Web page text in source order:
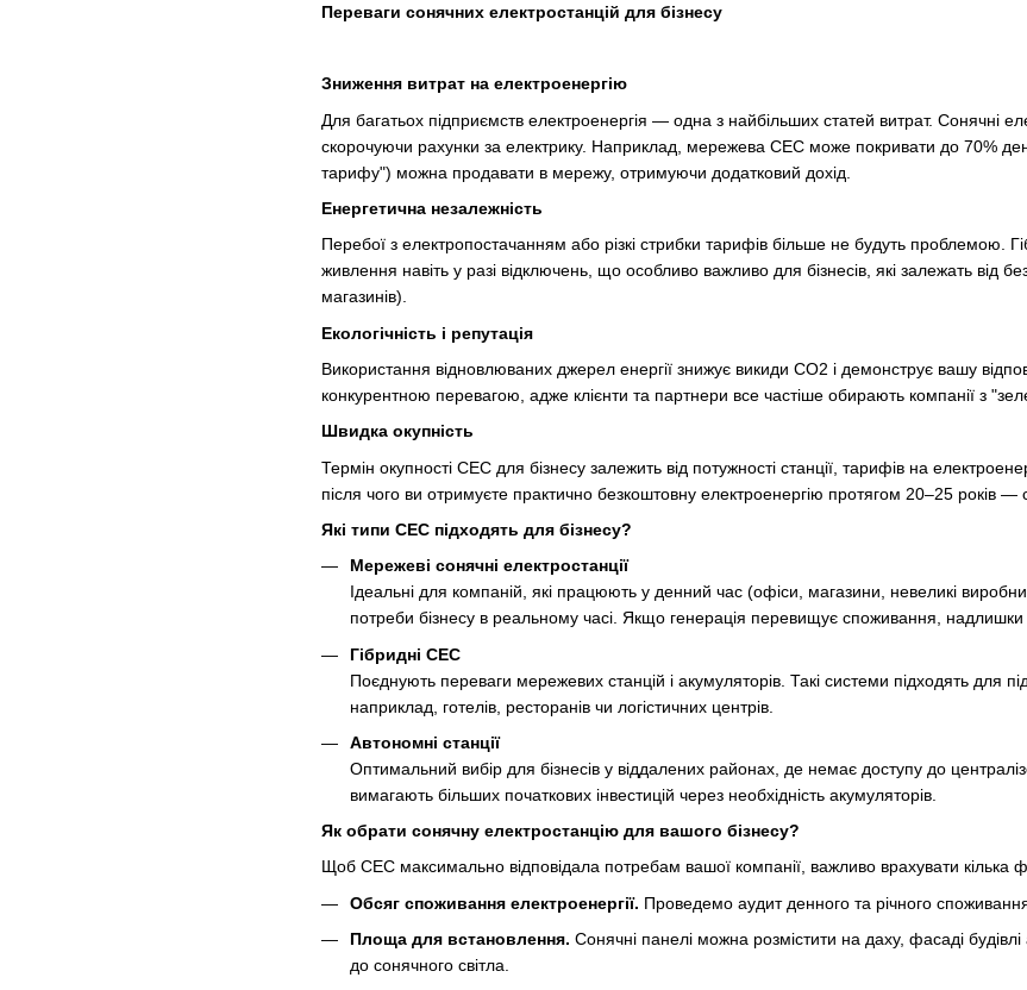
Переваги сонячних електростанцій для бізнесу
Зниження витрат на електроенергію
Для багатьох підприємств електроенергія — одна з найбільших статей витрат. Сонячні
скорочуючи рахунки за електрику. Наприклад, мережева СЕС може покривати до 70%
тарифу") можна продавати в мережу, отримуючи додатковий дохід.
Енергетична незалежність
Перебої з електропостачанням або різкі стрибки тарифів більше не будуть проблемою.
живлення навіть у разі відключень, що особливо важливо для бізнесів, які залежать від
магазинів).
Екологічність і репутація
Використання відновлюваних джерел енергії знижує викиди CO2 і демонструє вашу
конкурентною перевагою, адже клієнти та партнери все частіше обирають компанії з
Швидка окупність
Термін окупності СЕС для бізнесу залежить від потужності станції, тарифів на
після чого ви отримуєте практично безкоштовну електроенергію протягом 20–25 років —
Які типи СЕС підходять для бізнесу?
Мережеві сонячні електростанції
Ідеальні для компаній, які працюють у денний час (офіси, магазини, невеликі
потреби бізнесу в реальному часі. Якщо генерація перевищує споживання,
Гібридні СЕС
Поєднують переваги мережевих станцій і акумуляторів. Такі системи підходять для
наприклад, готелів, ресторанів чи логістичних центрів.
Автономні станції
Оптимальний вибір для бізнесів у віддалених районах, де немає доступу до
вимагають більших початкових інвестицій через необхідність акумуляторів.
Як обрати сонячну електростанцію для вашого бізнесу?
Щоб СЕС максимально відповідала потребам вашої компанії, важливо врахувати кілька
Обсяг споживання електроенергії. Проведемо аудит денного та річного
Площа для встановлення. Сонячні панелі можна розмістити на даху, фасаді
до сонячного світла.